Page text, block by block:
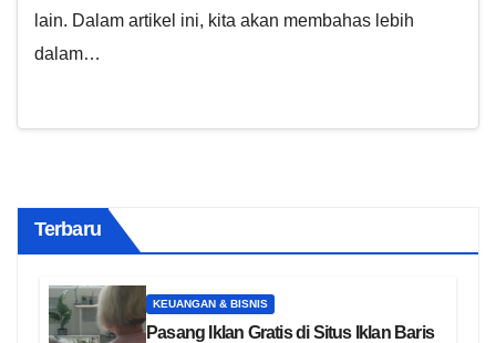
lain. Dalam artikel ini, kita akan membahas lebih
dalam…
Terbaru
KEUANGAN & BISNIS
Pasang Iklan Gratis di Situs Iklan Baris